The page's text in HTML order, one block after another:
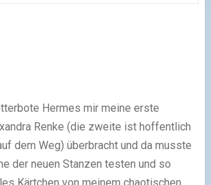
Hermes mir meine erste
Renke (die zweite ist hoffentlich
dem Weg) überbracht und da musste
der neuen Stanzen testen und so